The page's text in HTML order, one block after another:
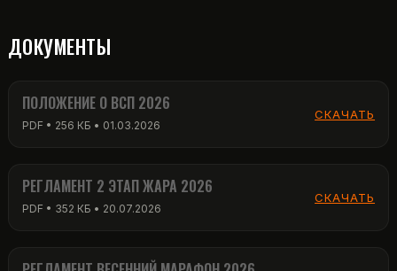
ПОЛОЖЕНИЕ О ВСП 2026
РЕГЛАМЕНТ 2 ЭТАП ЖАРА 2026